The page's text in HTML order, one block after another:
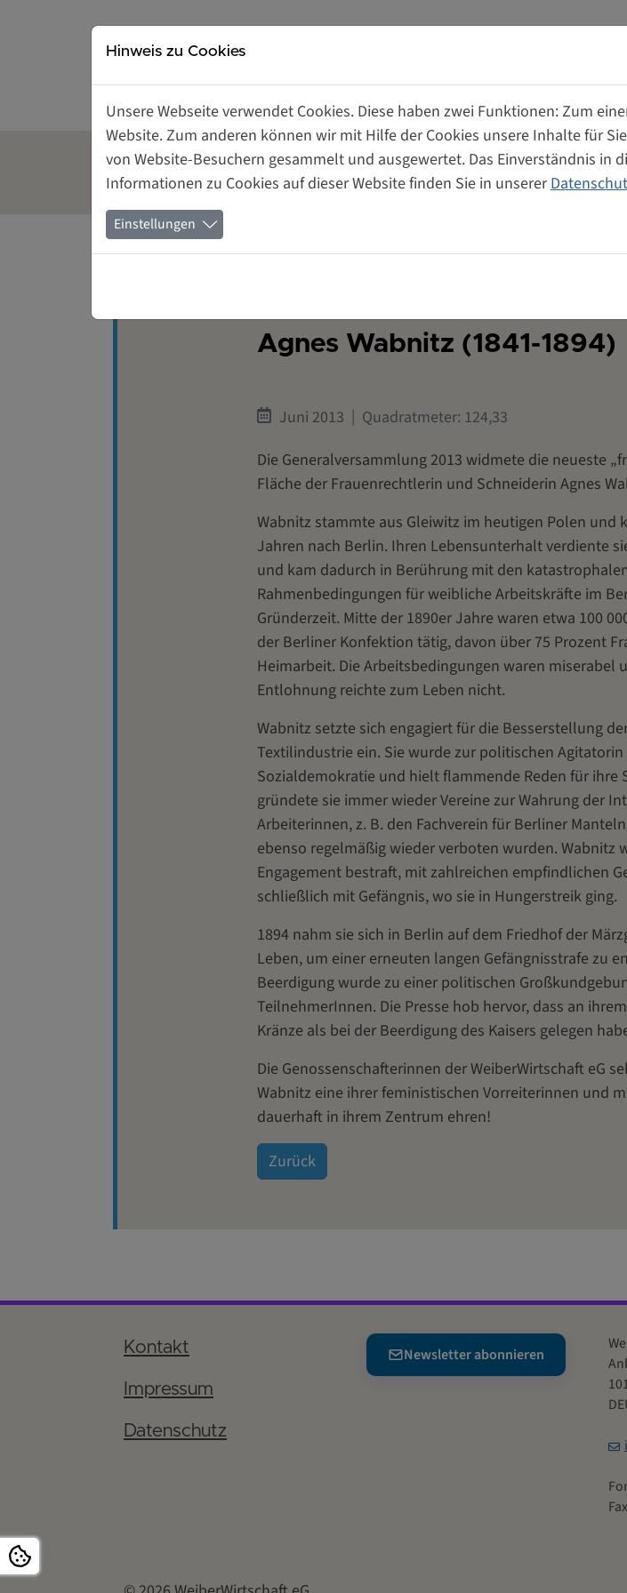
Gründerinnen- und
Unternehmerinnenzentrum
Tagungsräume
mieten
Unterstützung
Gründerinnen
Agnes Wabnitz (1841-1894)
Juni 2013
Quadratmeter: 124,33
Die Generalversammlung 2013 widmete die neueste
Fläche der Frauenrechtlerin und Schneiderin Agnes
Wabnitz stammte aus Gleiwitz im heutigen Polen und
Jahren nach Berlin. Ihren Lebensunterhalt verdiente
und kam dadurch in Berührung mit den
Rahmenbedingungen für weibliche Arbeitskräfte im
Gründerzeit. Mitte der 1890er Jahre waren etwa 100
der Berliner Konfektion tätig, davon über 75 Prozent
Heimarbeit. Die Arbeitsbedingungen waren miserabel
Entlohnung reichte zum Leben nicht.
Wabnitz setzte sich engagiert für die Besserstellung
Textilindustrie ein. Sie wurde zur politischen
Sozialdemokratie und hielt flammende Reden für ihre
gründete sie immer wieder Vereine zur Wahrung der
Arbeiterinnen, z. B. den Fachverein für Berliner
ebenso regelmäßig wieder verboten wurden. Wabnitz
Engagement bestraft, mit zahlreichen empfindlichen
schließlich mit Gefängnis, wo sie in Hungerstreik ging.
1894 nahm sie sich in Berlin auf dem Friedhof der
Leben, um einer erneuten langen Gefängnisstrafe zu
Beerdigung wurde zu einer politischen
TeilnehmerInnen. Die Presse hob hervor, dass an
Kränze als bei der Beerdigung des Kaisers gelegen
Die Genossenschafterinnen der WeiberWirtschaft eG
Wabnitz eine ihrer feministischen Vorreiterinnen und
dauerhaft in ihrem Zentrum ehren!
Zurück
Kontakt
Impressum
Datenschutz
Newsletter abonnieren
Hinweis zu Cookies
Unsere Webseite verwendet Cookies. Diese haben zwei Funktionen: Zum
Website. Zum anderen können wir mit Hilfe der Cookies unsere Inhalte für
von Website-Besuchern gesammelt und ausgewertet. Das Einverständnis in
Informationen zu Cookies auf dieser Website finden Sie in unserer
Einstellungen